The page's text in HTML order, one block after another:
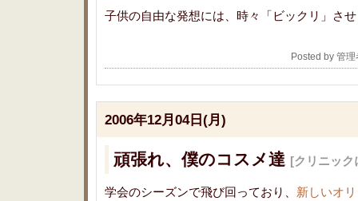
子供の自由な発想には、時々「ビックリ」さ
Posted by 管
2006年12月04日(月)
頑張れ、僕のコスメ達 [クリニック
学会のシーズンで飛び回っており、 新しいオ